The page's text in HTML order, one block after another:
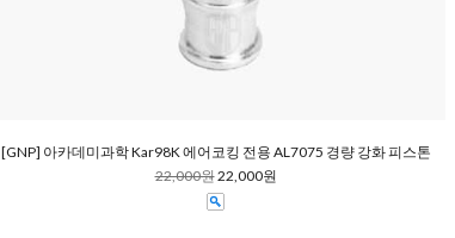
[GNP] 아카데미과학 Kar98K 에어코킹 전용 AL7075 경량 강화 피스톤
22,000원22,000원